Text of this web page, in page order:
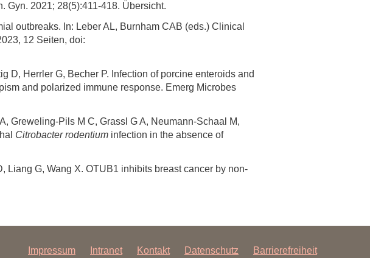
Gyn. 2021; 28(5):411-418. Übersicht.
outbreaks. In: Leber AL, Burnham CAB (eds.) Clinical
12 Seiten, doi:
D, Herrler G, Becher P. Infection of porcine enteroids and
and polarized immune response. Emerg Microbes
Greweling-Pils M C, Grassl G A, Neumann-Schaal M,
Citrobacter rodentium infection in the absence of
Liang G, Wang X. OTUB1 inhibits breast cancer by non-
Impressum Intranet Kontakt Datenschutz Barrierefreiheit